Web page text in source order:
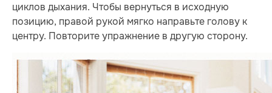
циклов дыхания. Чтобы вернуться в исходную
позицию, правой рукой мягко направьте голову к
центру. Повторите упражнение в другую сторону.